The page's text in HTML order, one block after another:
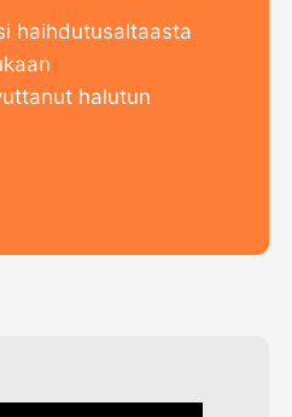
haihdutusaltaasta
halutun